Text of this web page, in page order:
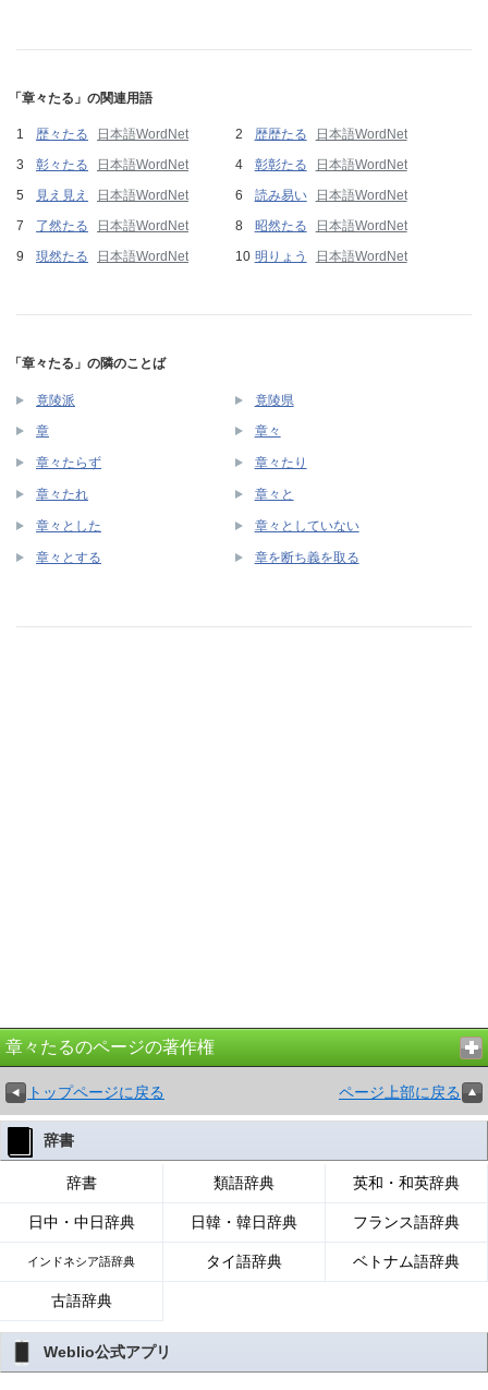
「章々たる」の関連用語
歴々たる 日本語WordNet 歴歴たる
日本語WordNet
彰々たる
日本語WordNet 彰彰たる
日本語WordNet
見え見え
日本語WordNet 読み易い
日本語WordNet
了然たる
日本語WordNet 昭然たる
日本語WordNet
現然たる
日本語WordNet 明りょう 日本語WordNet
「章々たる」の隣のことば
竟陵派 竟陵県
章 章々
章々たらず 章々たり
章々たれ 章々と
章々とした 章々としていない
章々とする 章を断ち義を取る
章々たるのページの著作権
トップページに戻る ページ上部に戻る
辞書
辞書 類語辞典 英和・和英辞典
日中・中日辞典 日韓・韓日辞典 フランス語辞典
インドネシア語辞典 タイ語辞典 ベトナム語辞典
古語辞典
Weblio公式アプリ